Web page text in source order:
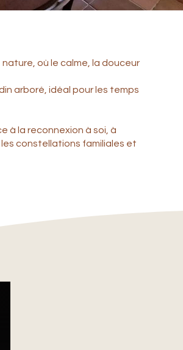
où le calme, la douceur
arboré, idéal pour les temps
à la reconnexion à soi, à
constellations familiales et